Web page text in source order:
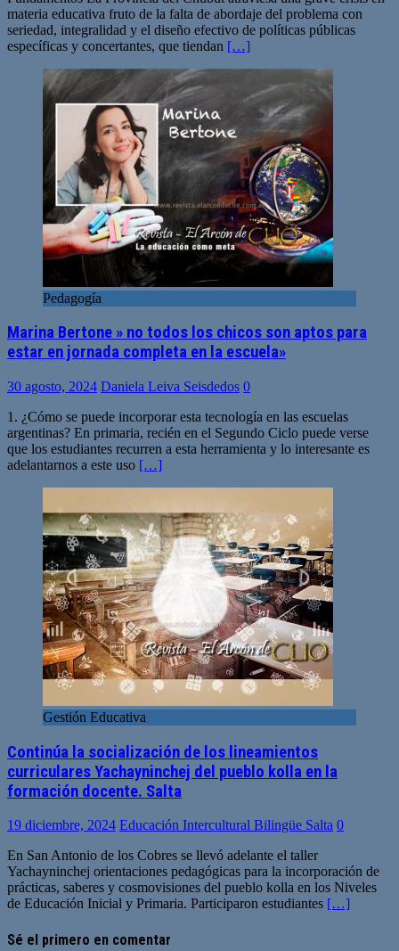
materia educativa fruto de la falta de abordaje del problema con
seriedad, integralidad y el diseño efectivo de políticas públicas
específicas y concertantes, que tiendan […]
Pedagogía
Marina Bertone » no todos los chicos son aptos para
estar en jornada completa en la escuela»
30 agosto, 2024 Daniela Leiva Seisdedos 0
1. ¿Cómo se puede incorporar esta tecnología en las escuelas
argentinas? En primaria, recién en el Segundo Ciclo puede verse
que los estudiantes recurren a esta herramienta y lo interesante es
adelantarnos a este uso […]
Gestión Educativa
Continúa la socialización de los lineamientos
curriculares Yachayninchej del pueblo kolla en la
formación docente. Salta
19 diciembre, 2024 Educación Intercultural Bilingüe Salta 0
En San Antonio de los Cobres se llevó adelante el taller
Yachayninchej orientaciones pedagógicas para la incorporación de
prácticas, saberes y cosmovisiones del pueblo kolla en los Niveles
de Educación Inicial y Primaria. Participaron estudiantes […]
Sé el primero en comentar